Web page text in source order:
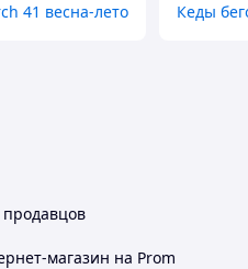
в своем
мобильного
индексВашего
41 весна-лето Кеды
магазин на Prom